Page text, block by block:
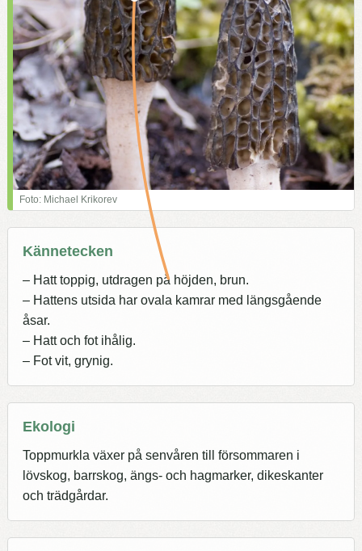
Foto: Michael Krikorev
Kännetecken
– Hatt toppig, utdragen på höjden, brun.
– Hattens utsida har ovala kamrar med längsgående
åsar.
– Hatt och fot ihålig.
– Fot vit, grynig.
Ekologi
Toppmurkla växer på senvåren till försommaren i
lövskog, barrskog, ängs- och hagmarker, dikeskanter
och trädgårdar.